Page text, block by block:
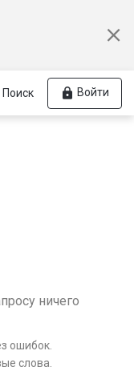
Поиск Войти
ничего
ошибок.
слова.